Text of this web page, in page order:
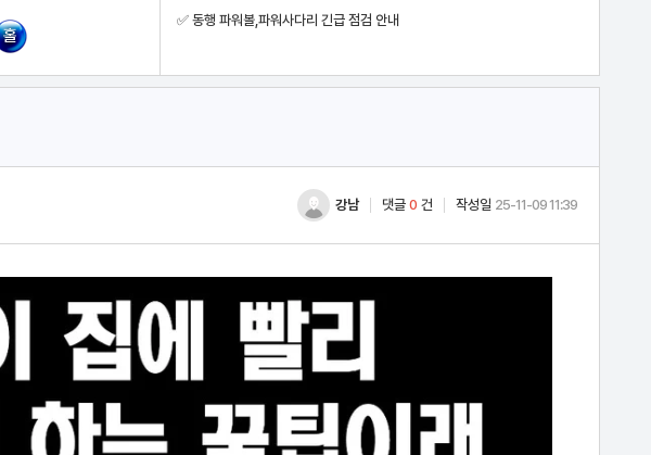
홀
집에 도둑이 들었어요
강남 댓글 0 건 작성일 25-11-09 11:39